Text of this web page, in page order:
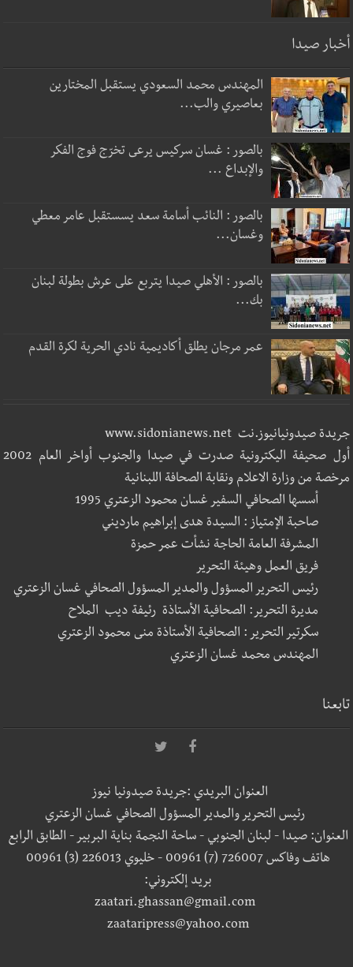
أخبار صيدا
المهندس محمد السعودي يستقبل المختارين
بعاصيري والب...
بالصور : غسان سركيس يرعى تخرّج فوج الفكر
والإبداع ...
بالصور : النائب أسامة سعد يسستقبل عامر معطي
وغسان...
بالصور : الأهلي صيدا يتربع على عرش بطولة لبنان
بك...
عمر مرجان يطلق أكاديمية نادي الحرية لكرة القدم
جريدة صيدونيانيوز.نت www.sidonianews.net
أول صحيفة اليكترونية صدرت في صيدا والجنوب أواخر العام 2002
مرخصة من وزارة الاعلام ونقابة الصحافة اللبنانية
أسسها الصحافي السفير غسان محمود الزعتري 1995
صاحبة الإمتياز : السيدة هدى إبراهيم مارديني
المشرفة العامة الحاجة نشأت عمر حمزة
فريق العمل وهيئة التحرير
رئيس التحرير المسؤول والمدير المسؤول الصحافي غسان الزعتري
مديرة التحرير: الصحافية الأستاذة رئيفة ديب الملاح
سكرتير التحرير : الصحافية الأستاذة منى محمود الزعتري
المهندس محمد غسان الزعتري
تابعنا
العنوان البريدي :جريدة صيدونيا نيوز
رئيس التحرير والمدير المسؤول الصحافي غسان الزعتري
العنوان: صيدا - لبنان الجنوبي - ساحة النجمة بناية البربير - الطابق الرابع
هاتف وفاكس 726007 (7) 00961 - خليوي 226013 (3) 00961
بريد إلكتروني:
zaatari.ghassan@gmail.com
zaataripress@yahoo.com